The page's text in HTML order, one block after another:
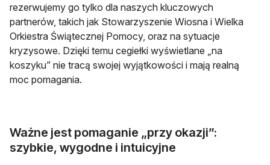
rezerwujemy go tylko dla naszych kluczowych
partnerów, takich jak Stowarzyszenie Wiosna i Wielka
Orkiestra Świątecznej Pomocy, oraz na sytuacje
kryzysowe. Dzięki temu cegiełki wyświetlane „na
koszyku” nie tracą swojej wyjątkowości i mają realną
moc pomagania.
Ważne jest pomaganie „przy okazji”:
szybkie, wygodne i intuicyjne